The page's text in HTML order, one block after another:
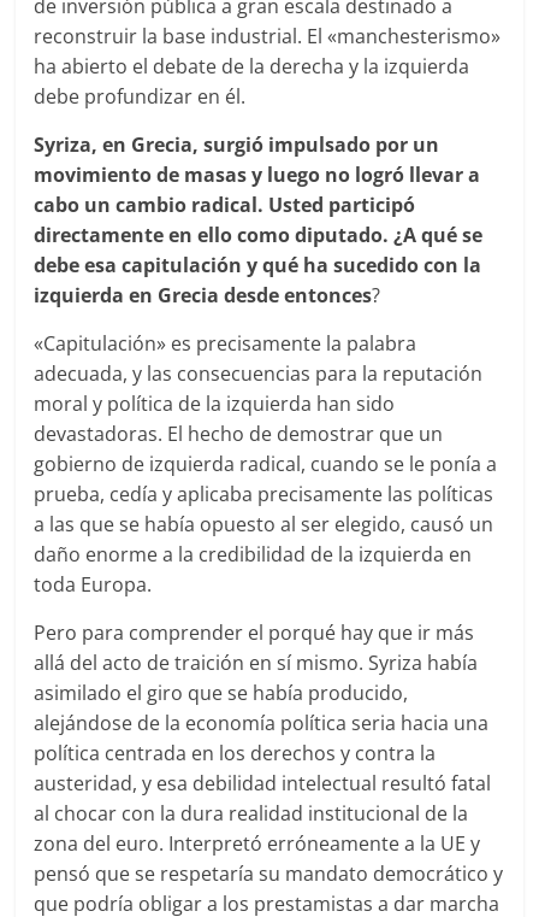
de inversión pública a gran escala destinado a
reconstruir la base industrial. El «manchesterismo»
ha abierto el debate de la derecha y la izquierda
debe profundizar en él.
Syriza, en Grecia, surgió impulsado por un
movimiento de masas y luego no logró llevar a
cabo un cambio radical. Usted participó
directamente en ello como diputado. ¿A qué se
debe esa capitulación y qué ha sucedido con la
izquierda en Grecia desde entonces?
«Capitulación» es precisamente la palabra
adecuada, y las consecuencias para la reputación
moral y política de la izquierda han sido
devastadoras. El hecho de demostrar que un
gobierno de izquierda radical, cuando se le ponía a
prueba, cedía y aplicaba precisamente las políticas
a las que se había opuesto al ser elegido, causó un
daño enorme a la credibilidad de la izquierda en
toda Europa.
Pero para comprender el porqué hay que ir más
allá del acto de traición en sí mismo. Syriza había
asimilado el giro que se había producido,
alejándose de la economía política seria hacia una
política centrada en los derechos y contra la
austeridad, y esa debilidad intelectual resultó fatal
al chocar con la dura realidad institucional de la
zona del euro. Interpretó erróneamente a la UE y
pensó que se respetaría su mandato democrático y
que podría obligar a los prestamistas a dar marcha